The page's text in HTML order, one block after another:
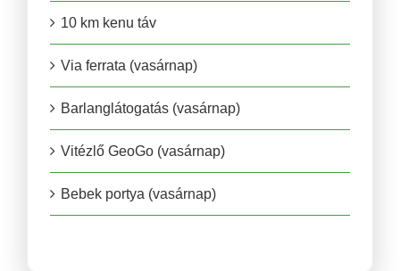
10 km kenu táv
Via ferrata (vasárnap)
Barlanglátogatás (vasárnap)
Vitézlő GeoGo (vasárnap)
Bebek portya (vasárnap)